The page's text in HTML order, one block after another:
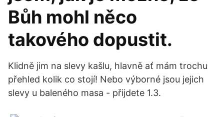
Bůh mohl něco
takového dopustit.
Klidně jim na slevy kašlu, hlavně ať mám trochu
přehled kolik co stojí! Nebo výborné jsou jejich
slevy u baleného masa - přijdete 1.3.